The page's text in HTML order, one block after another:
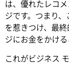
は、優れたレコ
ジです。つまり
を惹きつけ、最
ジにお金をかける
これがビジネス